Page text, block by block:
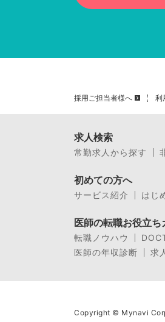
採用ご担当者様へ 利
求人検索
常勤求人から探す
初めての方へ
サービス紹介 はじ
医師の転職お役立ち
転職ノウハウ
医師の年収診断
求
Copyright © Mynavi